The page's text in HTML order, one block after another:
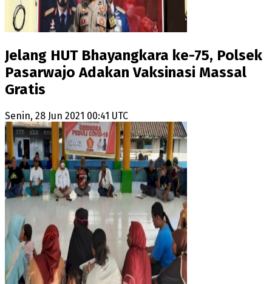
Jelang HUT Bhayangkara ke-75, Polsek
Pasarwajo Adakan Vaksinasi Massal
Gratis
Senin, 28 Jun 2021 00:41 UTC